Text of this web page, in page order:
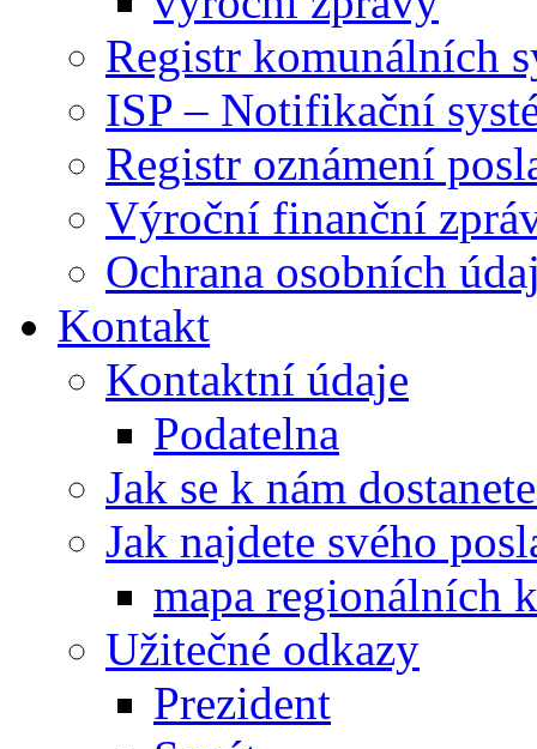
Registr komunálních
ISP – Notifikační
Registr oznámení
Výroční finanční
Ochrana osobních
Kontakt
Kontaktní údaje
Podatelna
Jak se k nám
Jak najdete svého
mapa regionálních
Užitečné odkazy
Prezident